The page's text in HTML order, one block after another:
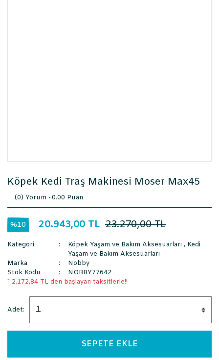
Köpek Kedi Traş Makinesi Moser Max45
(0) Yorum -0.00 Puan
%10 20.943,00 TL 23.270,00 TL
Kategori Köpek Yaşam ve Bakım Aksesuarları , Kedi
Yaşam ve Bakım Aksesuarları
Marka
Nobby
Stok Kodu
NOBBY77642
* 2.172,84 TL den başlayan taksitlerle!!
Adet:
SEPETE EKLE